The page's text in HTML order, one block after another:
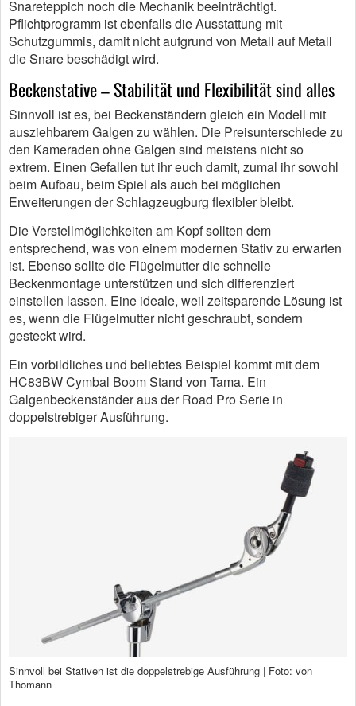
Snareteppich noch die Mechanik beeinträchtigt.
Pflichtprogramm ist ebenfalls die Ausstattung mit
Schutzgummis, damit nicht aufgrund von Metall auf Metall
die Snare beschädigt wird.
Beckenstative – Stabilität und Flexibilität sind alles
Sinnvoll ist es, bei Beckenständern gleich ein Modell mit
ausziehbarem Galgen zu wählen. Die Preisunterschiede zu
den Kameraden ohne Galgen sind meistens nicht so
extrem. Einen Gefallen tut ihr euch damit, zumal ihr sowohl
beim Aufbau, beim Spiel als auch bei möglichen
Erweiterungen der Schlagzeugburg flexibler bleibt.
Die Verstellmöglichkeiten am Kopf sollten dem
entsprechend, was von einem modernen Stativ zu erwarten
ist. Ebenso sollte die Flügelmutter die schnelle
Beckenmontage unterstützen und sich differenziert
einstellen lassen. Eine ideale, weil zeitsparende Lösung ist
es, wenn die Flügelmutter nicht geschraubt, sondern
gesteckt wird.
Ein vorbildliches und beliebtes Beispiel kommt mit dem
HC83BW Cymbal Boom Stand von Tama. Ein
Galgenbeckenständer aus der Road Pro Serie in
doppelstrebiger Ausführung.
Sinnvoll bei Stativen ist die doppelstrebige Ausführung | Foto: von
Thomann